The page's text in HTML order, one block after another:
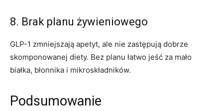
8. Brak planu żywieniowego
GLP-1 zmniejszają apetyt, ale nie zastępują dobrze
skomponowanej diety. Bez planu łatwo jeść za mało
białka, błonnika i mikroskładników.
Podsumowanie